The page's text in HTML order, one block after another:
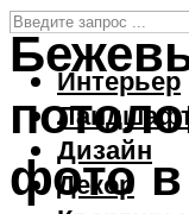
Интерьер
Дизайн
Декор
фото в